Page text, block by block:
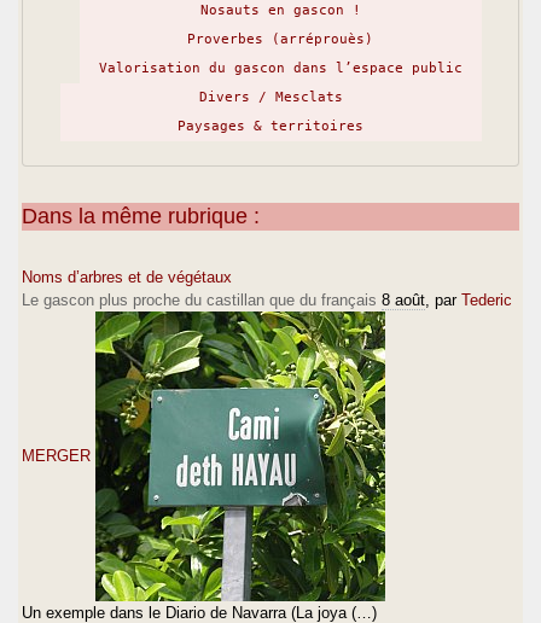
Nosauts en gascon !
Proverbes (arréprouès)
Valorisation du gascon dans l’espace public
Divers / Mesclats
Paysages & territoires
Dans la même rubrique :
Noms d’arbres et de végétaux
Le gascon plus proche du castillan que du français 8 août , par Tederic
MERGER
Un exemple dans le Diario de Navarra (La joya (…)